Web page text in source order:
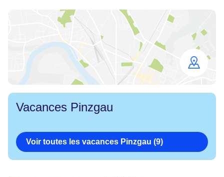
map
Vacances Pinzgau
Voir toutes les vacances Pinzgau (9)